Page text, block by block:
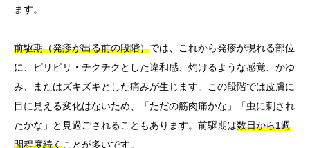
ます。
前駆期（発疹が出る前の段階）では、これから発疹が現れる部位
に、ピリピリ・チクチクとした違和感、灼けるような感覚、かゆ
み、またはズキズキとした痛みが生じます。この段階では皮膚に
目に見える変化はないため、「ただの筋肉痛かな」「虫に刺され
たかな」と見過ごされることもあります。前駆期は数日から1週
間程度続くことが多いです。